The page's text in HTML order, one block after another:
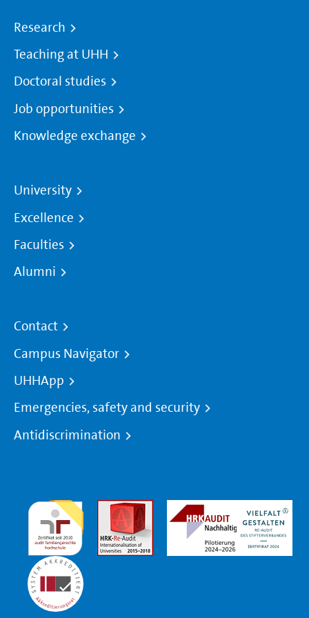
Research
Teaching at UHH
Doctoral studies
Job opportunities
Knowledge exchange
University
Excellence
Faculties
Alumni
Contact
Campus Navigator
UHHApp
Emergencies, safety and security
Antidiscrimination